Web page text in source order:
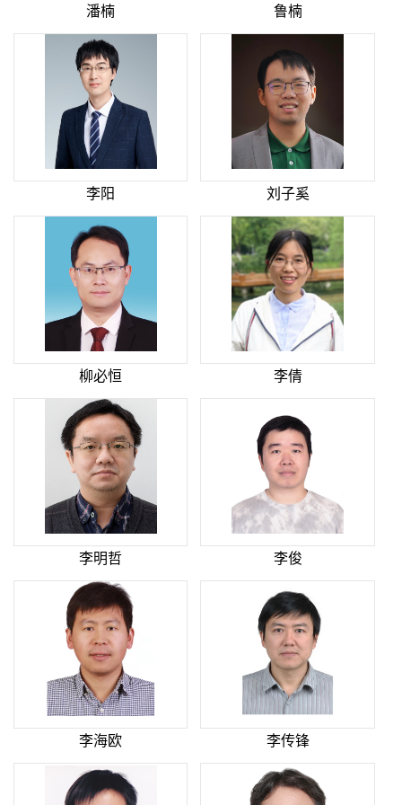
潘楠 鲁楠
李阳 刘子奚
柳必恒 李倩
李明哲 李俊
李海欧 李传锋